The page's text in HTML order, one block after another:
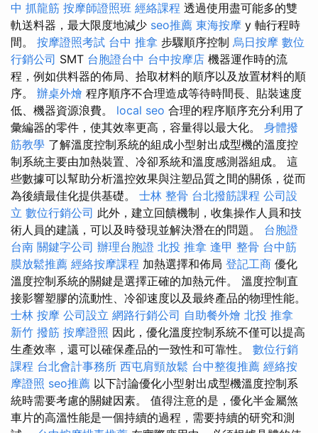
中 抓龍筋 按摩師證照班 經絡課程 透過使用盡可能多的雙
軌送料器，最大限度地減少 seo推薦 東海按摩 y 軸行程時
間。 按摩證照考試 台中 推拿 步驟順序控制 烏日按摩 數位
行銷公司 SMT 台胞證台中 台中按摩店 機器運作時的流
程，例如供料器的佈局、拾取材料的順序以及放置材料的順
序。 辦桌外燴 程序順序不合理造成等待時間長、貼裝速度
低、機器資源浪費。 local seo 合理的程序順序充分利用了
彙編器的零件，使其效率更高，容量得以最大化。 身體撥
筋教學 了解溫度控制系統的組成小型射出成型機的溫度控
制系統主要由加熱裝置、冷卻系統和溫度感測器組成。 這
些數據可以幫助分析溫控效果與注塑品質之間的關係，從而
為後續最佳化提供基礎。 士林 整骨 台北撥筋課程 公司設
立 數位行銷公司 此外，建立回饋機制，收集操作人員和技
術人員的建議，可以及時發現並解決潛在的問題。 台胞證
台南 關鍵字公司 辦理台胞證 北投 推拿 逢甲 整骨 台中筋
膜放鬆推薦 經絡按摩課程 加熱選擇和佈局 登記工商 優化
溫度控制系統的關鍵是選擇正確的加熱元件。 溫度控制直
接影響塑膠的流動性、冷卻速度以及最終產品的物理性能。
士林 按摩 公司設立 網路行銷公司 自助餐外燴 北投 推拿
新竹 撥筋 按摩證照 因此，優化溫度控制系統不僅可以提高
生產效率，還可以確保產品的一致性和可靠性。 數位行銷
課程 台北會計事務所 西屯肩頸放鬆 台中整復推薦 經絡按
摩證照 seo推薦 以下討論優化小型射出成型機溫度控制系
統時需要考慮的關鍵因素。 值得注意的是，優化半金屬煞
車片的高溫性能是一個持續的過程，需要持續的研究和測